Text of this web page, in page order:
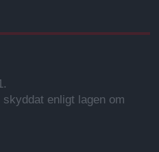
enligt lagen om